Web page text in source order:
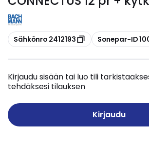
Kopioi
Sähkönro 2412193 Kopioi
Sonepar-ID
Kirjaudu sisään tai luo tili
tehdäksesi tilauksen
Kirjaudu